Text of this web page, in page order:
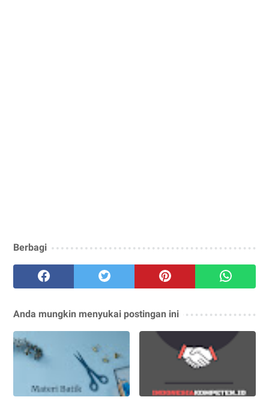
Berbagi
Anda mungkin menyukai postingan ini